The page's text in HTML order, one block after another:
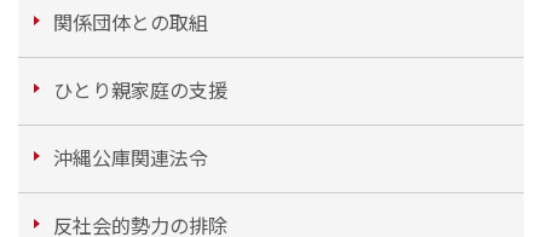
関係団体との取組
ひとり親家庭の支援
沖縄公庫関連法令
反社会的勢力の排除